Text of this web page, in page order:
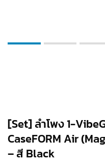
[Set] ลำโพง 1-
CaseFORM Air
– สี Black